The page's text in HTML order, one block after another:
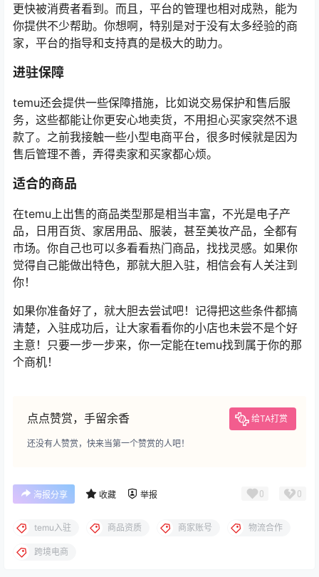
更快被消费者看到。而且，平台的管理也相对成熟，能为
你提供不少帮助。你想啊，特别是对于没有太多经验的商
家，平台的指导和支持真的是极大的助力。
进驻保障
temu还会提供一些保障措施，比如说交易保护和售后服
务，这些都能让你更安心地卖货，不用担心买家突然不退
款了。之前我接触一些小型电商平台，很多时候就是因为
售后管理不善，弄得卖家和买家都心烦。
适合的商品
在temu上出售的商品类型那是相当丰富，不光是电子产
品，日用百货、家居用品、服装，甚至美妆产品，全都有
市场。你自己也可以多看看热门商品，找找灵感。如果你
觉得自己能做出特色，那就大胆入驻，相信会有人关注到
你！
如果你准备好了，就大胆去尝试吧！记得把这些条件都搞
清楚，入驻成功后，让大家看看你的小店也未尝不是个好
主意！只要一步一步来，你一定能在temu找到属于你的那
个商机！
点点赞赏，手留余香 给TA打赏
还没有人赞赏，快来当第一个赞赏的人吧！
海报分享 收藏 举报 0 0
temu入驻 商品资质 商家账号 物流合作
跨境电商